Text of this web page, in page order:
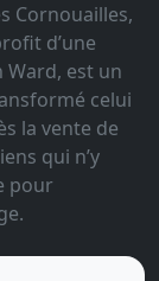
Cornouailles,
d’une
est un
celui
la vente de
qui n’y
pour